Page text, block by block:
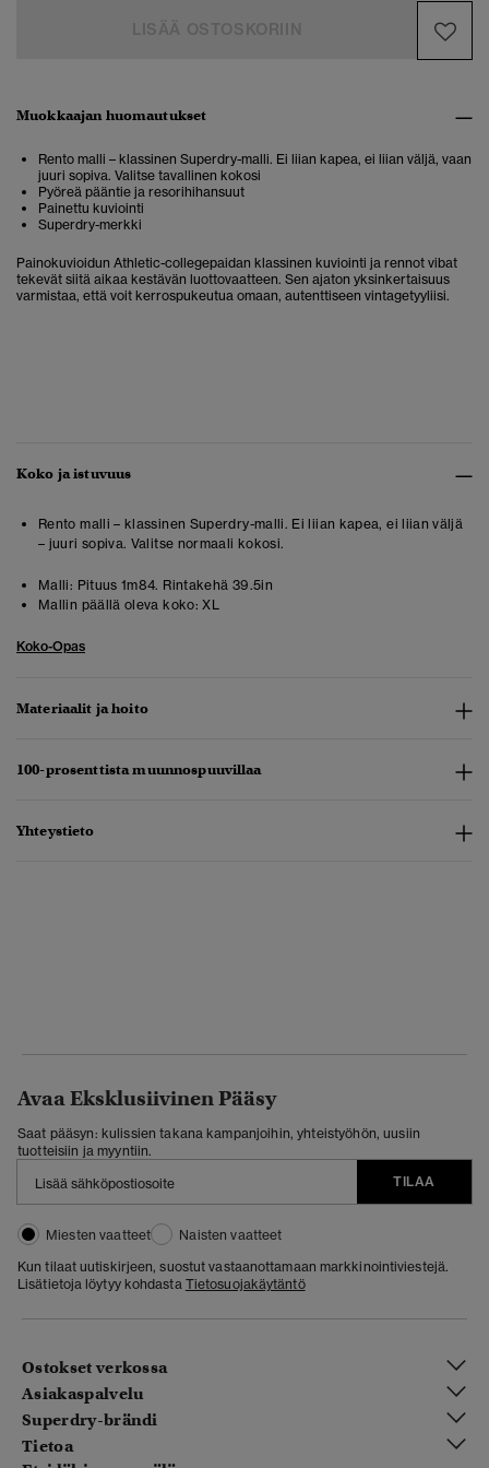
Muokkaajan huomautukset
Rento malli – klassinen Superdry-malli. Ei liian kapea, ei liian väljä, vaan
juuri sopiva. Valitse tavallinen kokosi
Pyöreä pääntie ja resorihihansuut
Painettu kuviointi
Superdry-merkki
Painokuvioidun Athletic-collegepaidan klassinen kuviointi ja rennot vibat
tekevät siitä aikaa kestävän luottovaatteen. Sen ajaton yksinkertaisuus
varmistaa, että voit kerrospukeutua omaan, autenttiseen vintagetyyliisi.
Koko ja istuvuus
Rento malli – klassinen Superdry-malli. Ei liian kapea, ei liian väljä
– juuri sopiva. Valitse normaali kokosi.
Malli: Pituus 1m84. Rintakehä 39.5in
Mallin päällä oleva koko: XL
Koko-Opas
Materiaalit ja hoito
100-prosenttista muunnospuuvillaa
Yhteystieto
Avaa Eksklusiivinen Pääsy
Saat pääsyn: kulissien takana kampanjoihin, yhteistyöhön, uusiin
tuotteisiin ja myyntiin.
TILAA
Miesten vaatteet
Naisten vaatteet
Kun tilaat uutiskirjeen, suostut vastaanottamaan markkinointiviestejä.
Lisätietoja löytyy kohdasta Tietosuojakäytäntö
Ostokset verkossa
Asiakaspalvelu
Superdry-brändi
Tietoa